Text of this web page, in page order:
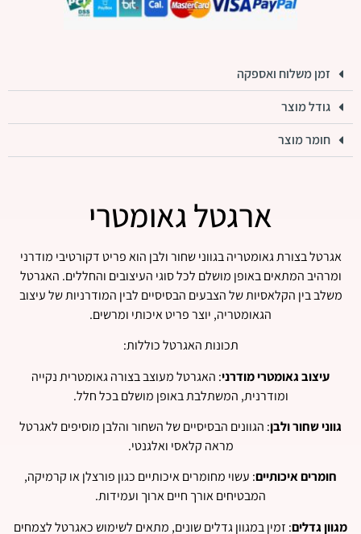
זמן משלוח ואספקה
גודל מוצר
חומר מוצר
ארגטל גאומטרי
אגרטל בצורת גאומטריה בגווני שחור ולבן הוא פריט דקורטיבי מודרני
ומרהיב המתאים באופן מושלם לכל סוגי העיצובים והחללים. האגרטל
משלב בין הקלאסיות של הצבעים הבסיסיים לבין המודרניות של עיצוב
הגאומטריה, יוצר פריט איכותי ומרשים.
תכונות האגרטל כוללות:
עיצוב גאומטרי מודרני: האגרטל מעוצב בצורה גאומטרית נקייה
ומודרנית, המשתלבת באופן מושלם בכל חלל.
גווני שחור ולבן: הגוונים הבסיסיים של השחור והלבן מוסיפים לאגרטל
מראה קלאסי ואלגנטי.
חומרים איכותיים: עשוי מחומרים איכותיים כגון פורצלן או קרמיקה,
המבטיחים אורך חיים ארוך ועמידות.
מגוון גדלים: זמין במגוון גדלים שונים, מתאים לשימוש כאגרטל לצמחים